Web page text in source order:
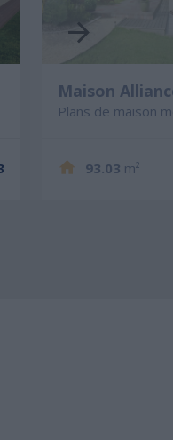
Maison
Plans de maison
93.03 m²